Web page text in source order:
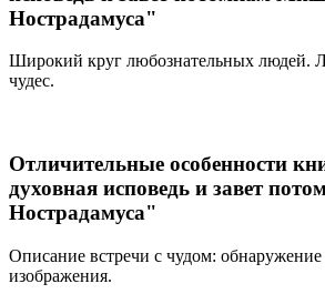
Нострадамуса"
Широкий круг любознательных людей.
чудес.
Отличительные особенности
духовная исповедь и завет
Нострадамуса"
Описание встречи с чудом:
изображения.